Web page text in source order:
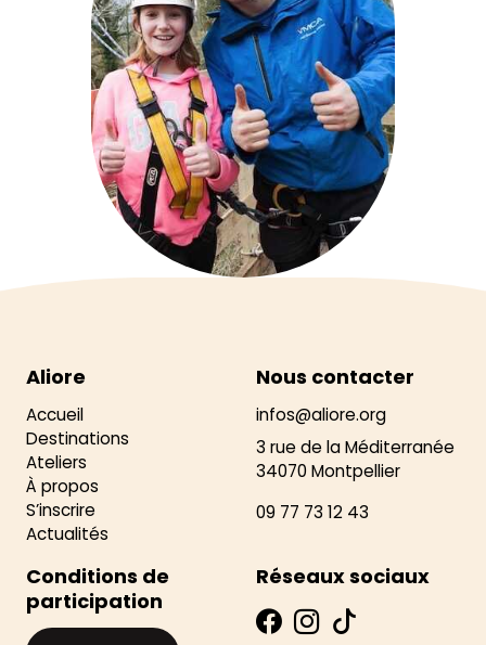
Aliore
Accueil
Destinations
Ateliers
À propos
S’inscrire
Actualités
Nous contacter
infos@aliore.org
3 rue de la Méditerranée
34070 Montpellier
09 77 73 12 43
Conditions de
participation
Réseaux sociaux